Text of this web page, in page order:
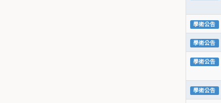
學術公告
學術公告
學術公告
學術公告